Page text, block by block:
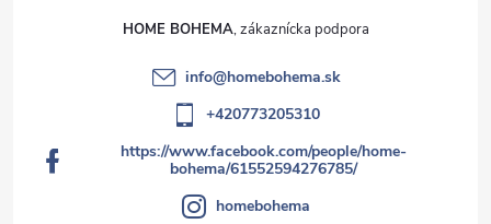
HOME BOHEMA
info@homebohema.sk
+420773205310
https://www.facebook.com/people/home-
bohema/61552594276785/
homebohema